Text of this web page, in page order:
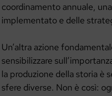
coordinamento annuale,
implementato e delle
Un’altra azione
sensibilizzare
la produzione della storia è
sfere diverse. Non è così: